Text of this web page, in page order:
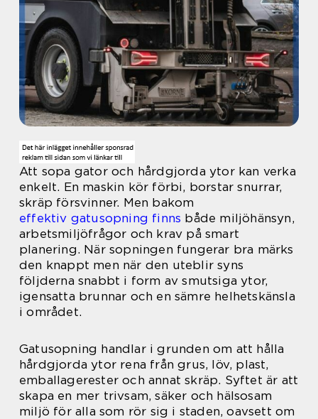
Att sopa gator och hårdgjorda ytor kan verka
enkelt. En maskin kör förbi, borstar snurrar,
skräp försvinner. Men bakom
effektiv gatusopning finns både miljöhänsyn,
arbetsmiljöfrågor och krav på smart
planering. När sopningen fungerar bra märks
den knappt men när den uteblir syns
följderna snabbt i form av smutsiga ytor,
igensatta brunnar och en sämre helhetskänsla
i området.
Gatusopning handlar i grunden om att hålla
hårdgjorda ytor rena från grus, löv, plast,
emballagerester och annat skräp. Syftet är att
skapa en mer trivsam, säker och hälsosam
miljö för alla som rör sig i staden, oavsett om